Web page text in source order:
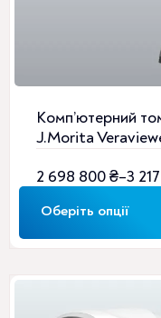
Комп’ютерний
J.Morita
2 698 800₴–3
Діапазон
цін:
2
Оберіть опції